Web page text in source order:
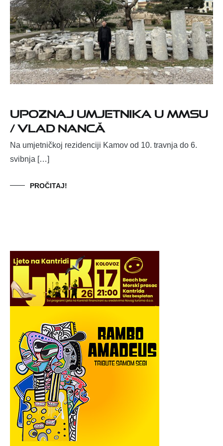
UPOZNAJ UMJETNIKA U MMSU
/ VLAD NANCĂ
Na umjetničkoj rezidenciji Kamov od 10. travnja do 6.
svibnja […]
PROČITAJ!